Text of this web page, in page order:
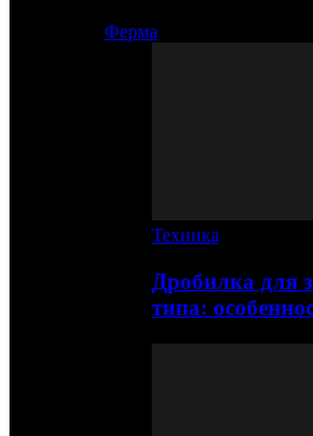
Ферма
Техника
Дробилка для
типа: